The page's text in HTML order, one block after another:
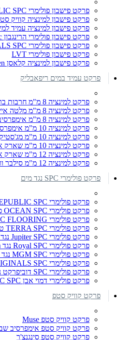
פרקט פישבון פולימרי REPUBLIC SPC נגד מים
פרקט פישבון למינציה קוויק
פרקט פישבון למינציה עמיד
פרקט פישבון פולימרי הרינגבון spc נגד מים
פרקט פישבון פולימרי ORIGINALS SPC נגד מים
פרקט פישבון פולימרי LVT
פרקט פישבון למינציה קלאסן Classen
פרקט עמיד במים ריפאבליק
פרקט למינציה 8 מ"מ חרבות ברזל
פרקט למינציה 8 מ"מ מלטה איילנד
פרקט למינציה 8 מ"מ אימפרסיב פלוס
פרקט למינציה 10 מ"מ אימפרסיב פלוס
פרקט למינציה 10 מ"מ מג'סטיק קראון
פרקט למינציה 10 מ"מ שארק אושן 10
פרקט למינציה 12 מ"מ שארק אושן 12
פרקט למינציה 12 מ"מ סילבר ווילואו
פרקט פולימרי SPC נגד מים
פרקט פולימרי REPUBLIC SPC נגד מים
פרקט פולימרי OCEAN SPC פנטום נגד מים
פרקט פולימרי SPC FLOORING נגד מים
פרקט פולימרי TERRA SPC טרה נגד מים
פרקט פולימרי Jupiter SPC נגד מים
פרקט פולימרי Royal SPC נגד מים
פרקט פולימרי MGM SPC נגד מים
פרקט פולימרי ORIGINALS SPC נגד מים
פרקט פולימרי SPC דוביפרקט נגד מים
פרקט פולימרי דמוי אבן REPUBLIC SPC נגד מים
פרקט קוויק סטפ
פרקט קוויק סטפ Muse
פרקט קוויק סטפ אימפרסיב
פרקט קוויק סטפ סינגנצ'ר